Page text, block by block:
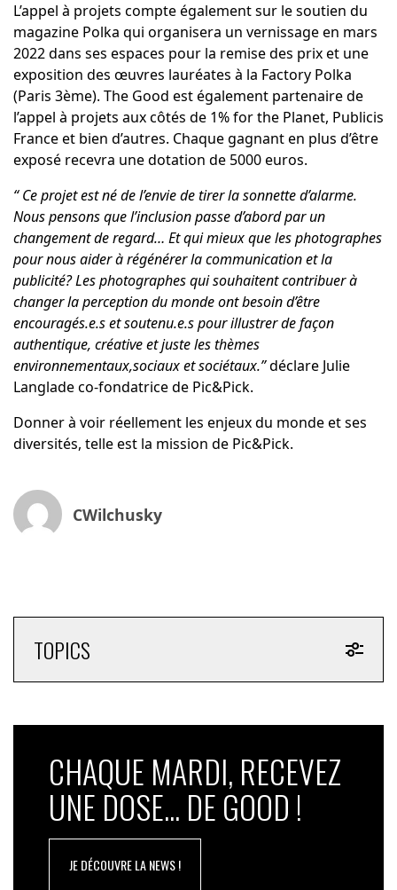
L’appel à projets compte également sur le soutien du
magazine Polka qui organisera un vernissage en mars
2022 dans ses espaces pour la remise des prix et une
exposition des œuvres lauréates à la Factory Polka
(Paris 3ème). The Good est également partenaire de
l’appel à projets aux côtés de 1% for the Planet, Publicis
France et bien d’autres. Chaque gagnant en plus d’être
exposé recevra une dotation de 5000 euros.
“ Ce projet est né de l’envie de tirer la sonnette d’alarme.
Nous pensons que l’inclusion passe d’abord par un
changement de regard… Et qui mieux que les photographes
pour nous aider à régénérer la communication et la
publicité? Les photographes qui souhaitent contribuer à
changer la perception du monde ont besoin d’être
encouragés.e.s et soutenu.e.s pour illustrer de façon
authentique, créative et juste les thèmes
environnementaux,sociaux et sociétaux.”déclare Julie
Langladeco-fondatrice de Pic&Pick.
Donner à voir réellement les enjeux du monde et ses
diversités, telle est la mission de Pic&Pick.
CWilchusky
TOPICS
CHAQUE MARDI, RECEVEZ
UNE DOSE... DE GOOD !
JE DÉCOUVRE LA NEWS !